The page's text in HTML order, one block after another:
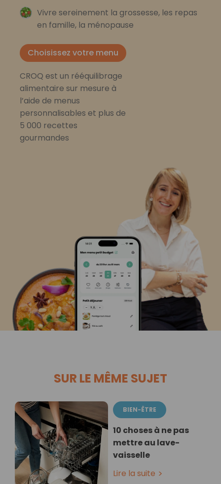
Vivre sereinement la grossesse, les repas
en famille, la ménopause
Choisissez votre menu
CROQ est un rééquilibrage
alimentaire sur mesure à
l’aide de menus
personnalisables et plus de
5 000 recettes
gourmandes
SUR LE MÊME SUJET
BIEN-ÊTRE
10 choses à ne pas
mettre au lave-
vaisselle
Lire la suite